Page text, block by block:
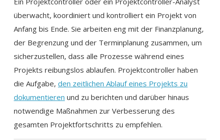
überwacht, koordiniert und kontrolliert ein Projekt von
Anfang bis Ende. Sie arbeiten eng mit der Finanzplanung,
der Begrenzung und der Terminplanung zusammen, um
sicherzustellen, dass alle Prozesse während eines
Projekts reibungslos ablaufen. Projektcontroller haben
die Aufgabe, den zeitlichen Ablauf eines Projekts zu
dokumentieren und zu berichten und darüber hinaus
notwendige Maßnahmen zur Verbesserung des
gesamten Projektfortschritts zu empfehlen.